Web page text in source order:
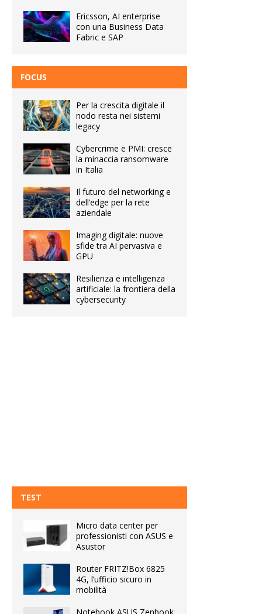
Ericsson, AI enterprise
con una Business Data
Fabric e SAP
FOCUS
Per la crescita digitale il
nodo resta nei sistemi
legacy
Cybercrime e PMI: cresce
la minaccia ransomware
in Italia
Il futuro del networking e
dell’edge per la rete
aziendale
Imaging digitale: nuove
sfide tra AI pervasiva e
GPU
Resilienza e intelligenza
artificiale: la frontiera della
cybersecurity
TEST
Micro data center per
professionisti con ASUS e
Asustor
Router FRITZ!Box 6825
4G, l’ufficio sicuro in
mobilità